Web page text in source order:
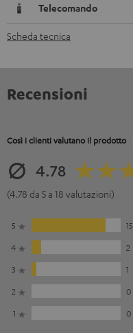
Telecomando
Scheda tecnica
Recensioni
Così i clienti valutano il prodotto
4.78
(4.78 da 5 a 18 valutazioni)
5
15
4
2
3
1
2
0
1
0